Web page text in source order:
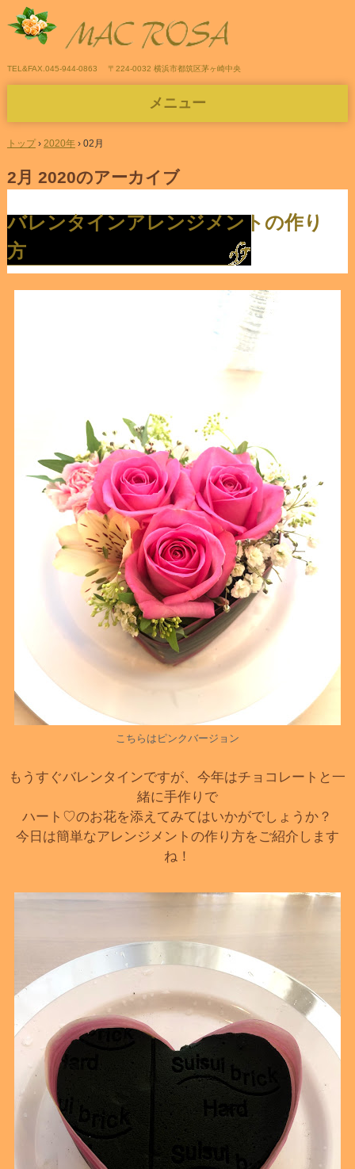
TEL&FAX.045-944-0863 〒224-0032 横浜市都筑区茅ヶ崎中央
メニュー
ン
ン
ツ
ス
キ
ッ
プ
トップ › 2020年 › 02月
2月 2020のアーカイブ
バレンタインアレンジメントの作り
方
こちらはピンクバージョン
もうすぐバレンタインですが、今年はチョコレートと一
緒に手作りで
ハート♡のお花を添えてみてはいかがでしょうか？
今日は簡単なアレンジメントの作り方をご紹介します
ね！